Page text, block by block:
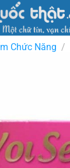
Chức Năng /